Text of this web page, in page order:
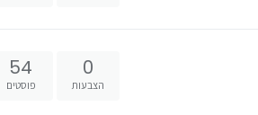
0
הצבעות
54
פוסטים